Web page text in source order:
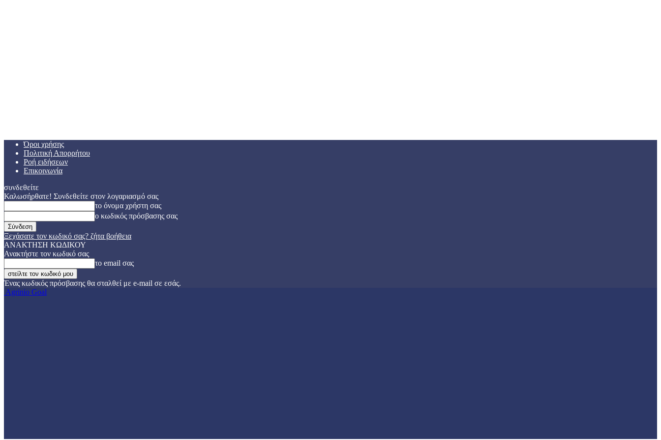
Όροι χρήσης
Πολιτική Απορρήτου
Ροή ειδήσεων
Επικοινωνία
συνδεθείτε
Καλωσήρθατε! Συνδεθείτε στον λογαριασμό σας
το όνομα χρήστη σας
ο κωδικός πρόσβασης σας
Ξεχάσατε τον κωδικό σας? ζήτα βοήθεια
ΑΝΑΚΤΗΣΗ ΚΩΔΙΚΟΥ
Ανακτήστε τον κωδικό σας
το email σας
Ένας κωδικός πρόσβασης θα σταλθεί με e-mail σε εσάς.
Agrinio Goal